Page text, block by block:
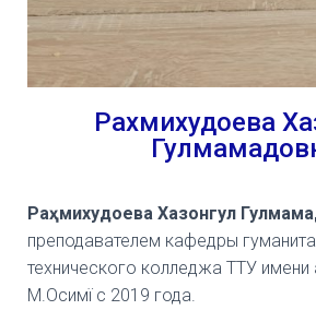
Рахмихудоева
Раҳмихудоева Хазонгул
преподавателем кафедры
технического колледжа ТТУ имени
М.Осимї с 2019 года.